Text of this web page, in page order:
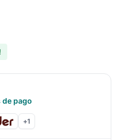
!
de pago
+1